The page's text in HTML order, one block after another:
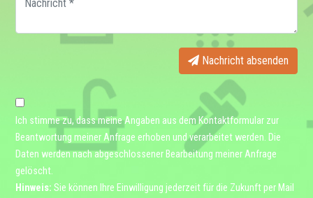
Nachricht absenden
Ich stimme zu, dass meine Angaben aus dem Kontaktformular zur
Beantwortung meiner Anfrage erhoben und verarbeitet werden. Die
Daten werden nach abgeschlossener Bearbeitung meiner Anfrage
gelöscht.
Hinweis: Sie können Ihre Einwilligung jederzeit für die Zukunft per Mail